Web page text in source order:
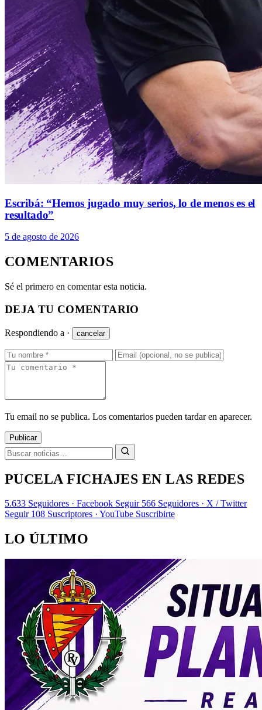
Escribá: “Hemos jugado muy serios, lo de menos es el
resultado”
5 de agosto de 2026
COMENTARIOS
Sé el primero en comentar esta noticia.
DEJA TU COMENTARIO
Respondiendo a · cancelar
Tu email no se publica. Los comentarios pueden tardar en aparecer.
Publicar
PUCELA FICHAJES EN LAS REDES
5.633 Seguidores · Facebook Seguir 566 Seguidores · X / Twitter
Seguir 108 Suscriptores · YouTube Suscribirte
LO ÚLTIMO